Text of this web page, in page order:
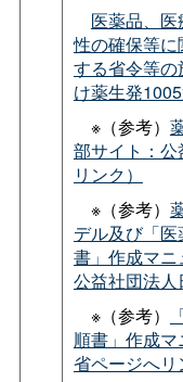
医薬品、
性の確保等
する省令等
け薬生発1005
※（参考）
部サイト：
リンク）
※（参考）
デル及び「
書」作成マニ
公益社団法人
※（参考）
順書」作成
省ページへリ